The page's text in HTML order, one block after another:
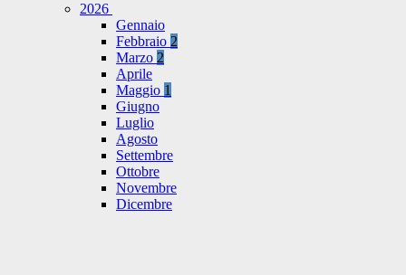
2026
Gennaio
Febbraio 2
Marzo 2
Aprile
Maggio 1
Giugno
Luglio
Agosto
Settembre
Ottobre
Novembre
Dicembre